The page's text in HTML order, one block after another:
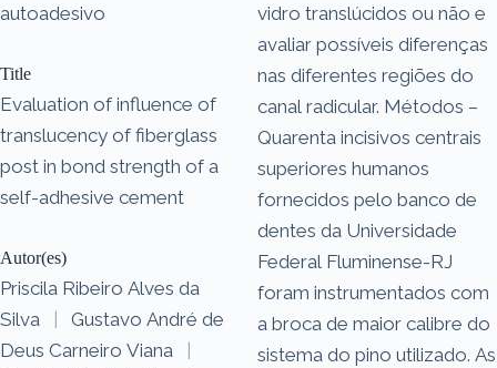
autoadesivo
Title
Evaluation of influence of
translucency of fiberglass
post in bond strength of a
self-adhesive cement
Autor(es)
Priscila Ribeiro Alves da
Silva
|
Gustavo André de
Deus Carneiro Viana
|
vidro translúcidos ou não e
avaliar possíveis diferenças
nas diferentes regiões do
canal radicular. Métodos –
Quarenta incisivos centrais
superiores humanos
fornecidos pelo banco de
dentes da Universidade
Federal Fluminense-RJ
foram instrumentados com
a broca de maior calibre do
sistema do pino utilizado. As